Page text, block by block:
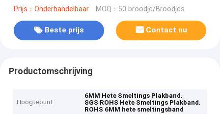
Prijs：Onderhandelbaar MOQ：50 broodje/Broodjes
Beste prijs Contact nu
Productomschrijving
Hoogtepunt
6MM Hete Smeltings Plakband,
SGS ROHS Hete Smeltings Plakband,
ROHS 6MM hete smeltingsband